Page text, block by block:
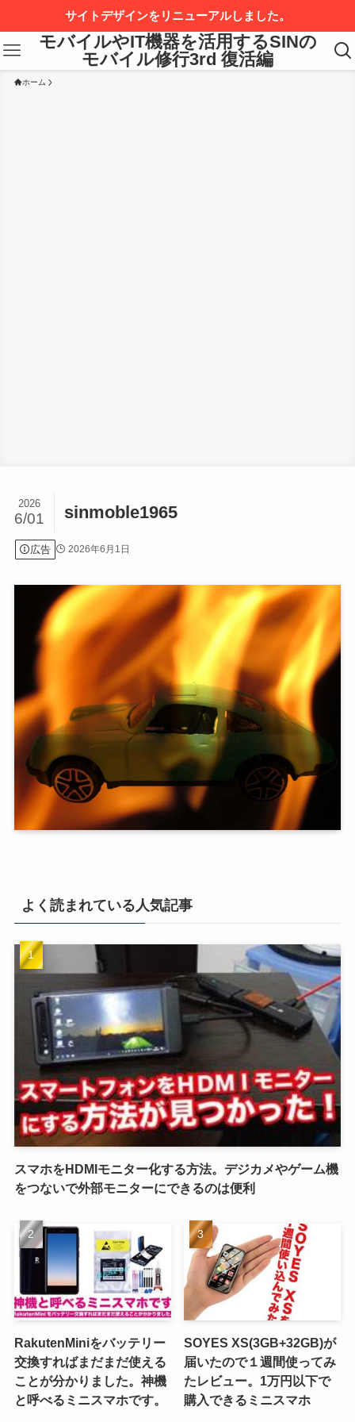
サイトデザインをリニューアルしました。
モバイルやIT機器を活用するSINの
モバイル修行3rd 復活編
ホーム
sinmoble1965
2026
6/01
広告 2026年6月1日
よく読まれている人気記事
スマホをHDMIモニター化する方法。デジカメやゲーム機
をつないで外部モニターにできるのは便利
RakutenMiniをバッテリー
交換すればまだまだ使える
ことが分かりました。神機
と呼べるミニスマホです。
SOYES XS(3GB+32GB)が
届いたので１週間使ってみ
たレビュー。1万円以下で
購入できるミニスマホ